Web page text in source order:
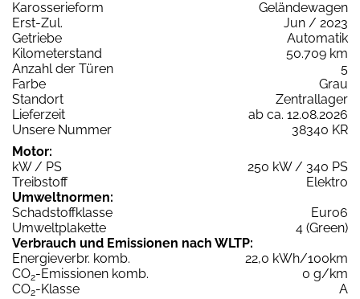
Karosserieform
Geländewagen
Erst-Zul.
Jun / 2023
Getriebe
Automatik
Kilometerstand
50.709 km
Anzahl der Türen
5
Farbe
Grau
Standort
Zentrallager
Lieferzeit
ab ca. 12.08.2026
Unsere Nummer
38340 KR
Motor:
kW / PS
250 kW / 340 PS
Treibstoff
Elektro
Umweltnormen:
Schadstoffklasse
Euro6
Umweltplakette
4 (Green)
Verbrauch und Emissionen nach WLTP:
Energieverbr. komb.
22,0 kWh/100km
CO2-Emissionen komb.
0 g/km
CO2-Klasse
A